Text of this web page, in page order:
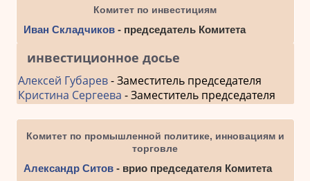
Комитет по инвестициям
Иван Складчиков- председатель Комитета
инвестиционное досье
Алексей Губарев- Заместитель председателя
Кристина Сергеева - Заместитель председателя
Комитет по промышленной политике, инновациям и
торговле
Александр Ситов- врио председателя Комитета